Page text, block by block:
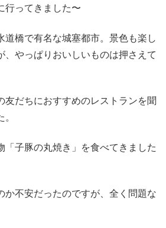
行ってきました〜
道橋で有名な城塞都市。景色も楽し
、やっぱりおいしいものは押さえて
友だちにおすすめのレストランを聞
「子豚の丸焼き」を食べてきました
か不安だったのですが、全く問題な